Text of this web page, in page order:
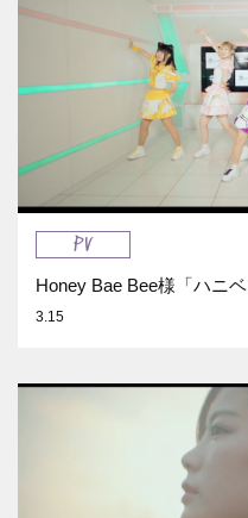
PV
Honey Bae Bee様「ハニ
3.15